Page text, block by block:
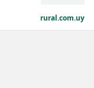
rural.com.uy